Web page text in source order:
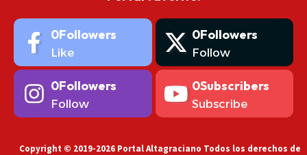
0Followers
Like
0Followers
Follow
0Followers
Follow
0Subscribers
Subscribe
Copyright © 2019-2026 Portal Altagraciano Todos los derechos de